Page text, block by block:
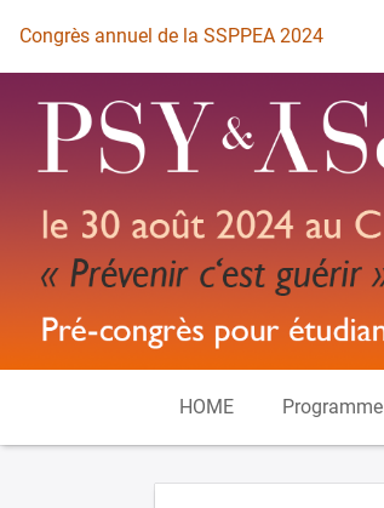
Vers la page d'accueil
Congrès annuel de la SSPPEA 2024
HOME Programme